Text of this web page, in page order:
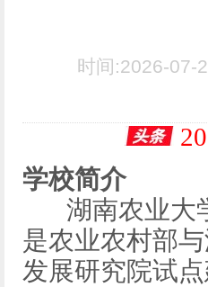
时间:2026-
学校简介
湖南农业大学
是农业农村部
发展研究院试